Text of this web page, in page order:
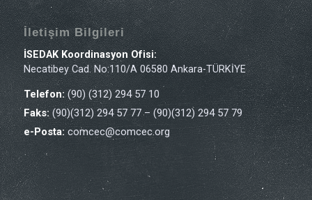
İletişim Bilgileri
İSEDAK Koordinasyon Ofisi:
Necatibey Cad. No:110/A 06580 Ankara-TÜRKİYE
Telefon:(90) (312) 294 57 10
Faks:(90)(312) 294 57 77 – (90)(312) 294 57 79
e-Posta:comcec@comcec.org